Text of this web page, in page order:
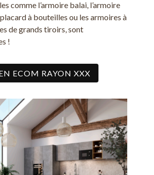
comme l’armoire balai, l’armoire
à bouteilles ou les armoires à
de grands tiroirs, sont
!
ECOM RAYON XXX